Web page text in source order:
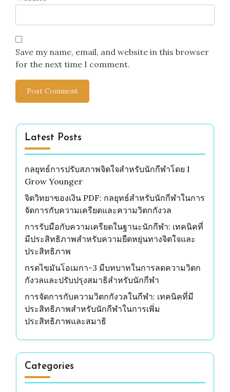
Save my name, email, and website in this browser
for the next time I comment.
Latest Posts
กลยุทธ์การปรับสภาพจิตใจสำหรับนักกีฬาโดย I
Grow Younger
จิตวิทยาของเงิน PDF: กลยุทธ์สำหรับนักกีฬาในการ
จัดการกับความเครียดและความวิตกกังวล
การรับมือกับความเครียดในฐานะนักกีฬา: เทคนิคที่
มีประสิทธิภาพสำหรับความยืดหยุ่นทางจิตใจและ
ประสิทธิภาพ
กรดไขมันโอเมกา-3 มีบทบาทในการลดความวิตก
กังวลและปรับปรุงสมาธิสำหรับนักกีฬา
การจัดการกับความวิตกกังวลในกีฬา: เทคนิคที่มี
ประสิทธิภาพสำหรับนักกีฬาในการเพิ่ม
ประสิทธิภาพและสมาธิ
Categories